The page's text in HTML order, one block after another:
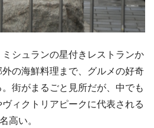
シュランの星付きレストランか
の海鮮料理まで、グルメの好奇
街がまるごと見所だが、中でも
ィクトリアピークに代表される
高い。